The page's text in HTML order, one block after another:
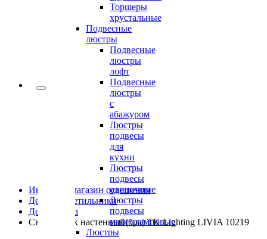
Торшеры
хрустальные
Подвесные
люстры
Подвесные
люстры
лофт
Подвесные
люстры
с
абажуром
Люстры
подвесы
для
кухни
Люстры
подвесы
одиночные
Люстры
подвесы
многоламповые
Люстры
Интернет-магазин освещения
Детские светильники
Детские бра
Светильник настенный(бра) TK Lighting LIVIA 10219